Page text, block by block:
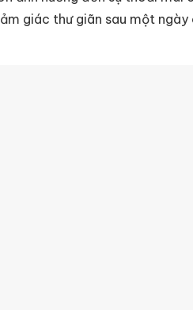
giác thư giãn sau một